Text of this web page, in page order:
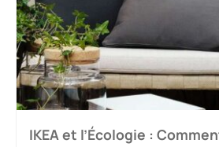
IKEA et l’Écologie :